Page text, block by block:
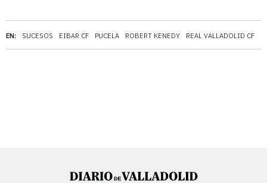
EN: SUCESOS EIBAR CF PUCELA ROBERT KENEDY REAL VALLADOLID CF